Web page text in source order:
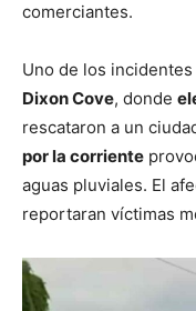
comerciantes.
Uno de los
Dixon Cove, donde
rescataron a un
por la corriente
aguas pluviales. El
reportaran víctimas